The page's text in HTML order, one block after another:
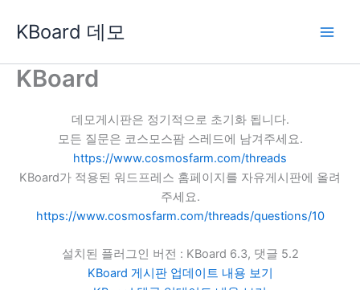
로
KBoard 데모
KBoard
데모게시판은 정기적으로 초기화 됩니다.
모든 질문은 코스모스팜 스레드에 남겨주세요.
https://www.cosmosfarm.com/threads
KBoard가 적용된 워드프레스 홈페이지를 자유게시판에 올려
주세요.
https://www.cosmosfarm.com/threads/questions/10
설치된 플러그인 버전 : KBoard 6.3, 댓글 5.2
KBoard 게시판 업데이트 내용 보기